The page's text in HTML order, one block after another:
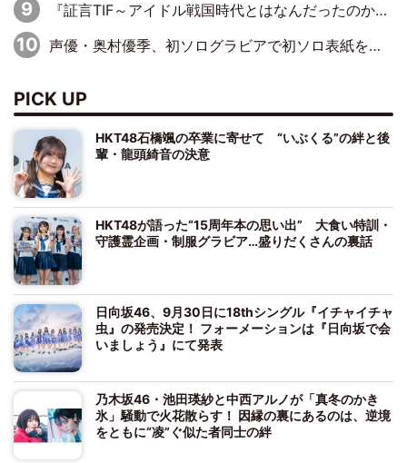
『証言TIF～アイドル戦国時代とはなんだったのか～』第6回：でんぱ組.inc・古川未鈴×相沢梨紗「『ハロプロやりたかったな』って言ったら、夢眠ねむさんに『てめえはでんぱ組．incなんだよ！』って肩パンされて(笑)」
声優・奥村優季、初ソログラビアで初ソロ表紙を飾る！ 初めて見せる表情や、声優を志したきっかけなどを語った必読のインタビューを掲載
PICK UP
HKT48石橋颯の卒業に寄せて “いぶくる”の絆と後
輩・龍頭綺音の決意
HKT48が語った“15周年本の思い出” 大食い特訓・
守護霊企画・制服グラビア…盛りだくさんの裏話
日向坂46、9月30日に18thシングル『イチャイチャ
虫』の発売決定！ フォーメーションは『日向坂で会
いましょう』にて発表
乃木坂46・池田瑛紗と中西アルノが「真冬のかき
氷」騒動で火花散らす！ 因縁の裏にあるのは、逆境
をともに“凌”ぐ似た者同士の絆